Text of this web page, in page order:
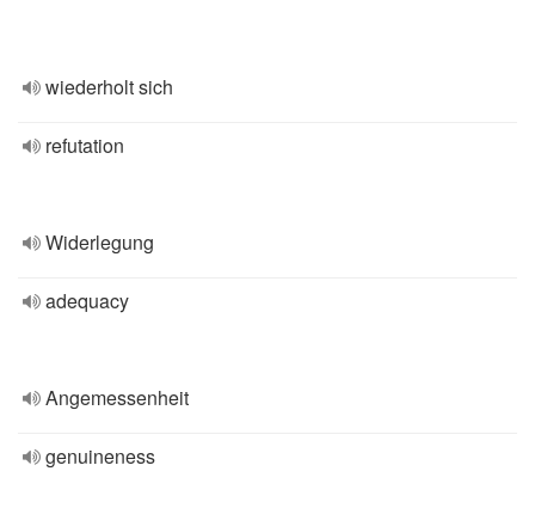
wiederholt sich
refutation
Widerlegung
adequacy
Angemessenheit
genuineness